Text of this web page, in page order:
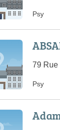
Psy
79 Rue
Psy